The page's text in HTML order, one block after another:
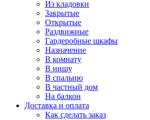
Из кладовки
Закрытые
Открытые
Раздвижные
Гардеробные шкафы
Назначение
В комнату
В нишу
В спальню
В частный дом
На балкон
Доставка и оплата
Как сделать заказ